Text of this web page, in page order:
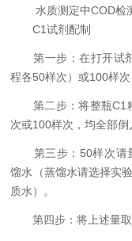
水质测定中COD检测
C1试剂配制
第一步：在打开试剂
程各50样次）或100样次
第二步：将整瓶C1
次或100样次，均全部倒
第三步：50样次请量
馏水（蒸馏水请选择实
质水）。
第四步：将上述量取